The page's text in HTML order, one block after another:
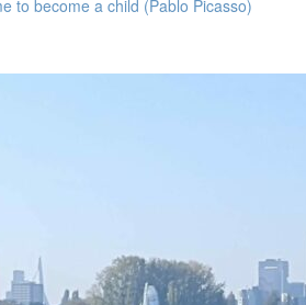
to become a child (Pablo Picasso)